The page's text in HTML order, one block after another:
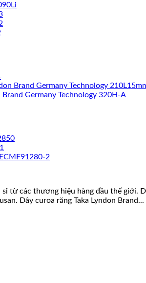
Brand Germany Technology
Brand Germany Technology 320H-A
2
từ các thương hiệu hàng đầu thế giới.
Dây curoa răng Taka Lyndon Brand...